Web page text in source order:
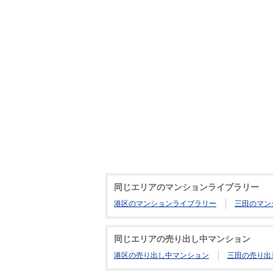
同じエリアのマンションライブラリー
港区のマンションライブラリー 三田のマン
同じエリアの売り出し中マンション
港区の売り出し中マンション 三田の売り